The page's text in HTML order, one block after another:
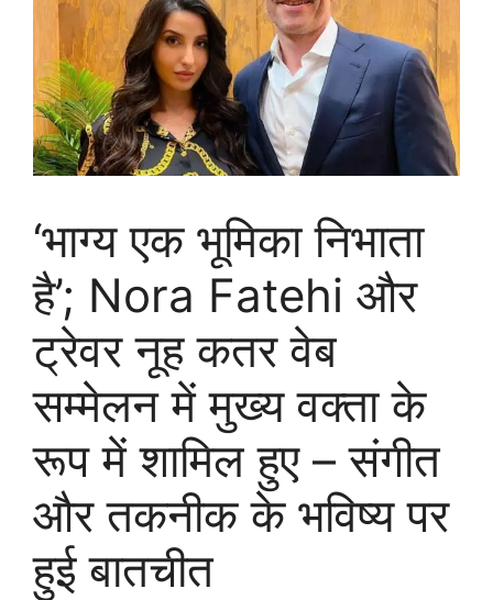
‘भाग्य एक भूमिका निभाता
है’; Nora Fatehi और
ट्रेवर नूह कतर वेब
सम्मेलन में मुख्य वक्ता के
रूप में शामिल हुए – संगीत
और तकनीक के भविष्य पर
हुई बातचीत